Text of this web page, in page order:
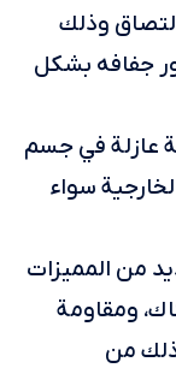
وذلك
جفافه بشكل
عازلة في جسم
سواء
من المميزات
ومقاومة
ذلك من